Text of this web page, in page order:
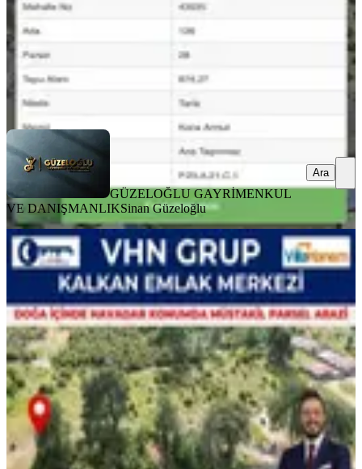
Güzeloğlu
Ara
GÜZELOĞLU GAYRİMENKUL
VE DANIŞMANLIKSinan Güzeloğlu
Ara
Muhteşem Doğada Havadar
Konumda Satılık Arazi
Kaş, Hacıoğlan Mahallesi
1228 m²·2.077/m²·17.05.2026
2.550.000 ₺
KALKAN EMLAK MERKEZİBedirhan Ertan
Ara